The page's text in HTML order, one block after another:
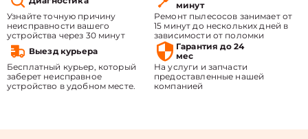
Узнайте точную причину
неисправности вашего
устройства через 30 минут
минут
Ремонт пылесосов занимает от
15 минут до нескольких дней в
зависимости от поломки
Выезд курьера
Бесплатный курьер, который
заберет неисправное
устройство в удобном месте.
Гарантия до 24
мес
На услуги и запчасти
предоставленные нашей
компанией